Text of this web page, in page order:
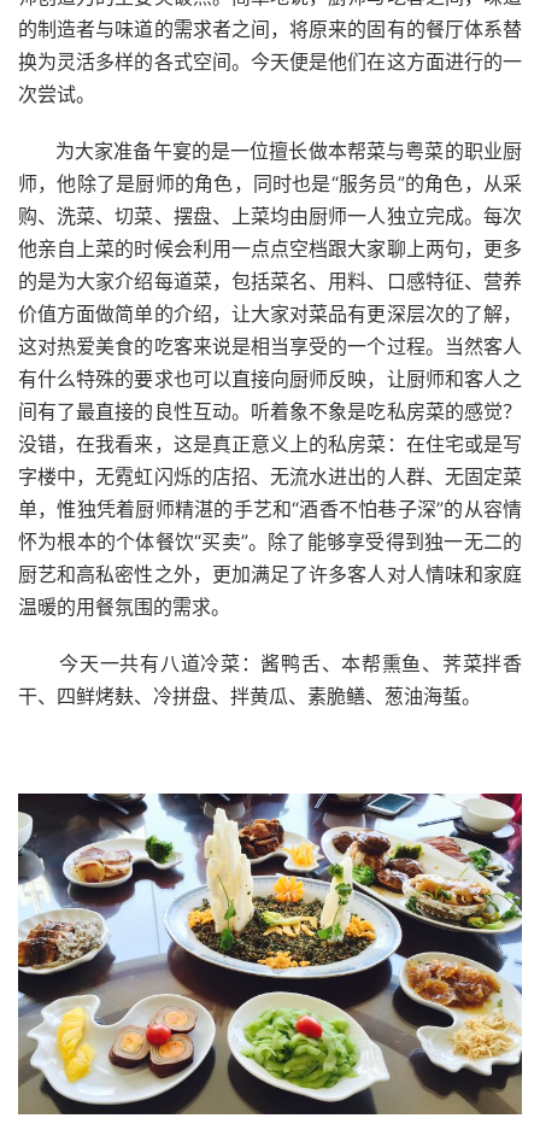
的制造者与味道的需求者之间，将原来的固有的餐厅体系替
换为灵活多样的各式空间。今天便是他们在这方面进行的一
次尝试。
为大家准备午宴的是一位擅长做本帮菜与粤菜的职业厨
师，他除了是厨师的角色，同时也是“服务员”的角色，从采
购、洗菜、切菜、摆盘、上菜均由厨师一人独立完成。每次
他亲自上菜的时候会利用一点点空档跟大家聊上两句，更多
的是为大家介绍每道菜，包括菜名、用料、口感特征、营养
价值方面做简单的介绍，让大家对菜品有更深层次的了解，
这对热爱美食的吃客来说是相当享受的一个过程。当然客人
有什么特殊的要求也可以直接向厨师反映，让厨师和客人之
间有了最直接的良性互动。听着象不象是吃私房菜的感觉？
没错，在我看来，这是真正意义上的私房菜：在住宅或是写
字楼中，无霓虹闪烁的店招、无流水进出的人群、无固定菜
单，惟独凭着厨师精湛的手艺和“酒香不怕巷子深”的从容情
怀为根本的个体餐饮“买卖”。除了能够享受得到独一无二的
厨艺和高私密性之外，更加满足了许多客人对人情味和家庭
温暖的用餐氛围的需求。
今天一共有八道冷菜：酱鸭舌、本帮熏鱼、荠菜拌香
干、四鲜烤麸、冷拼盘、拌黄瓜、素脆鳝、葱油海蜇。